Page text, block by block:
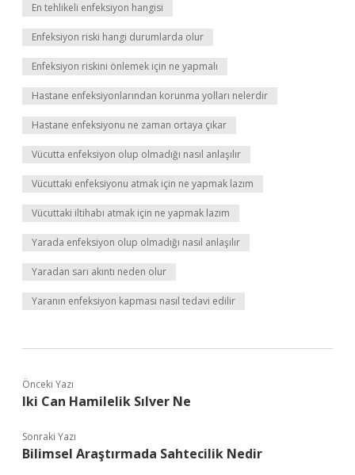
En tehlikeli enfeksiyon hangisi
Enfeksiyon riski hangi durumlarda olur
Enfeksiyon riskini önlemek için ne yapmalı
Hastane enfeksiyonlarından korunma yolları nelerdir
Hastane enfeksiyonu ne zaman ortaya çıkar
Vücutta enfeksiyon olup olmadığı nasıl anlaşılır
Vücuttaki enfeksiyonu atmak için ne yapmak lazım
Vücuttaki iltihabı atmak için ne yapmak lazım
Yarada enfeksiyon olup olmadığı nasıl anlaşılır
Yaradan sarı akıntı neden olur
Yaranın enfeksiyon kapması nasıl tedavi edilir
Önceki Yazı
Iki Can Hamilelik Sılver Ne
Sonraki Yazı
Bilimsel Araştırmada Sahtecilik Nedir